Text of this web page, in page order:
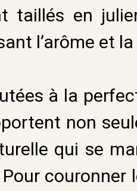
taillés en
l’arôme et
à la
non
qui se